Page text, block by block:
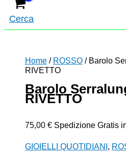
Cerca
Home/ ROSSO/ Barolo
RIVETTO
Barolo
RIVETTO
75,00 € Spedizione Gratis
GIOIELLI QUOTIDIANI ,